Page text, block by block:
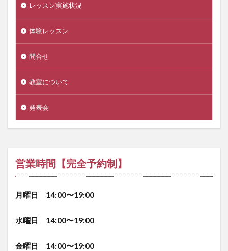
レッスン実施状況
体験レッスン
問合せ
教室について
発表会
営業時間【完全予約制】
月曜日 14:00〜19:00
水曜日 14:00〜19:00
金曜日 14:00〜19:00